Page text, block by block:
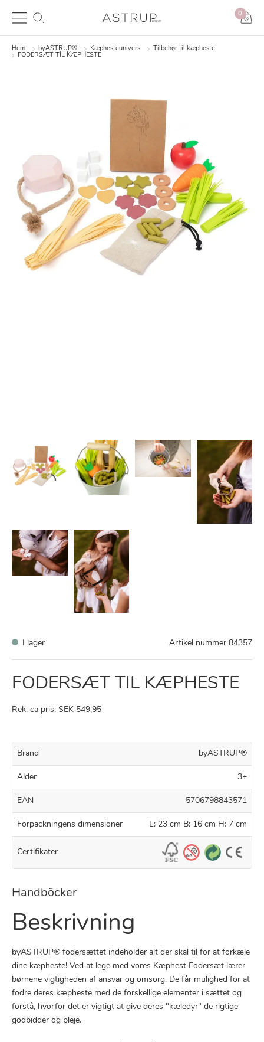
0
Hem byASTRUP® Kæphesteunivers
Tilbehør til kæpheste
FODERSÆT TIL KÆPHESTE
I lager Artikel nummer 84357
FODERSÆT TIL KÆPHESTE
Rek. ca pris: SEK 549,95
Brand byASTRUP®
Alder 3+
EAN 5706798843571
Förpackningens dimensioner L: 23 cm B: 16 cm H: 7 cm
Certifikater
Handböcker
Beskrivning
byASTRUP® fodersættet indeholder alt der skal til for at forkæle
dine kæpheste! Ved at lege med vores Kæphest Fodersæt lærer
børnene vigtigheden af ansvar og omsorg. De får mulighed for at
fodre deres kæpheste med de forskellige elementer i sættet og
forstå, hvorfor det er vigtigt at give deres "kæledyr" de rigtige
godbidder og pleje.